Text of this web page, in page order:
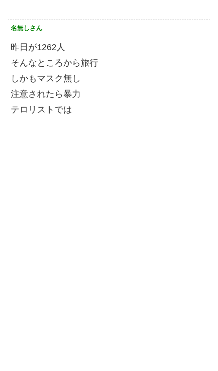
名無しさん
昨日が1262人
そんなところから旅行
しかもマスク無し
注意されたら暴力
テロリストでは